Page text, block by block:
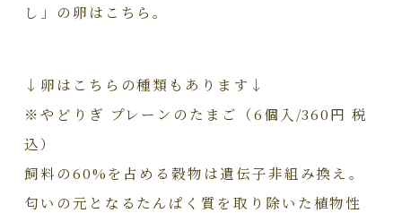
し」の卵はこちら。
↓卵はこちらの種類もあります↓
※やどりぎ プレーンのたまご（6個入/360円 税
込）
飼料の60%を占める穀物は遺伝子非組み換え。
匂いの元となるたんぱく質を取り除いた植物性